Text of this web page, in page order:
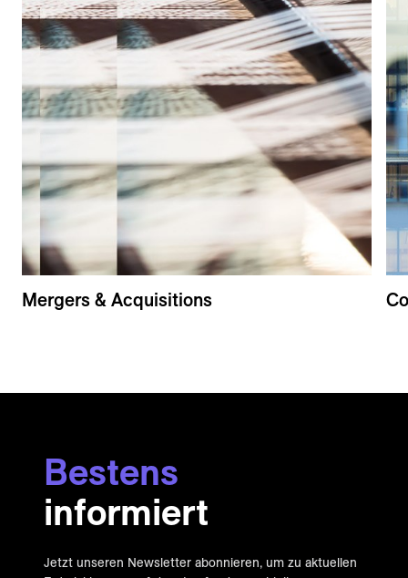
Mergers & Acquisitions
Bestens
informiert
Jetzt unseren Newsletter abonnieren, um zu aktuellen